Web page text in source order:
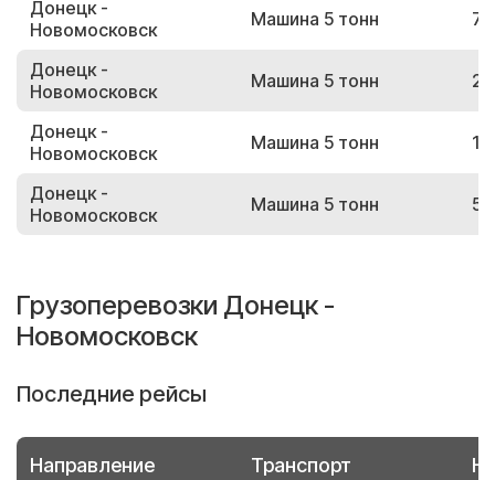
Донецк -
Новомосковск
Машина 5 тонн
Донецк -
Новомосковск
Машина 5 тонн
Донецк -
Новомосковск
Машина 5 тонн
Донецк -
Новомосковск
Машина 5 тонн
Грузоперевозки Донецк -
Новомосковск
Последние рейсы
Направление Транспорт